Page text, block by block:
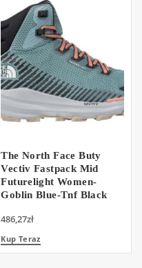
The North Face Buty
Vectiv Fastpack Mid
Futurelight Women-
Goblin Blue-Tnf Black
486,27zł
Kup Teraz